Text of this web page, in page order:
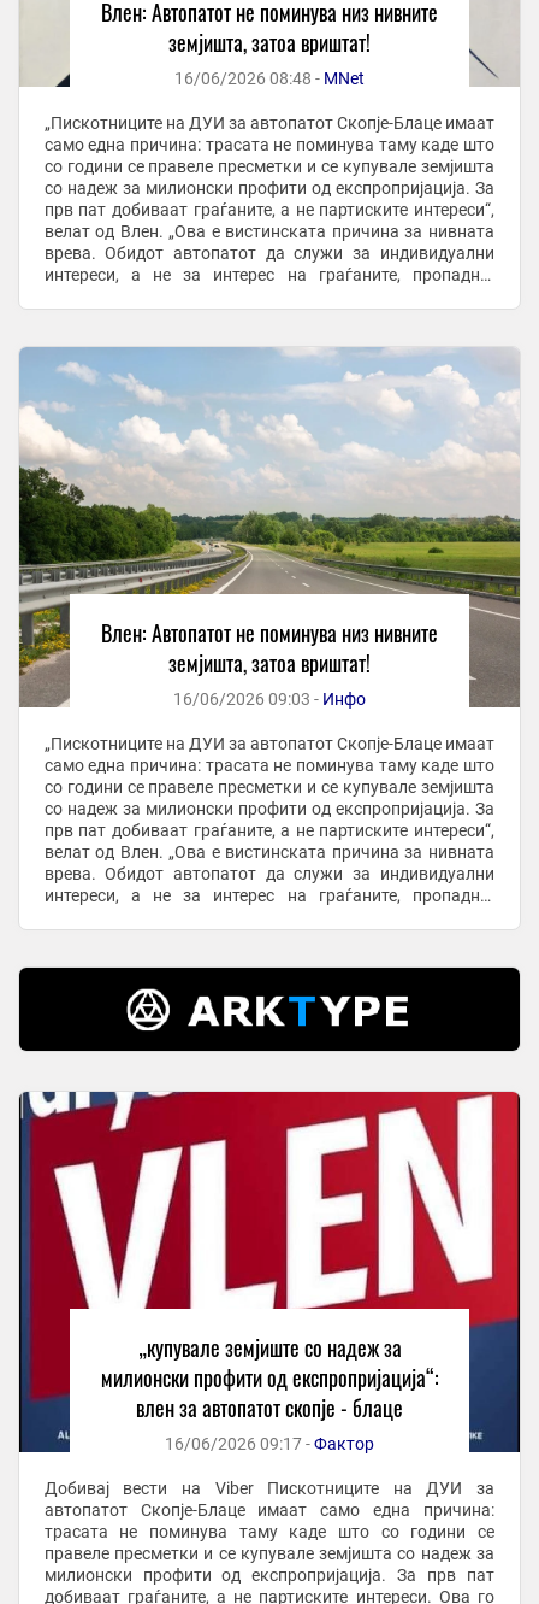
Влен: Автопатот не поминува низ нивните
земјишта, затоа вриштат!
16/06/2026 08:48 - MNet
„Пискотниците на ДУИ за автопатот Скопје-Блаце имаат
само една причина: трасата не поминува таму каде што
со години се правеле пресметки и се купувале земјишта
со надеж за милионски профити од експропријација. За
прв пат добиваат граѓаните, а не партиските интереси“,
велат од Влен. „Ова е вистинската причина за нивната
врева. Обидот автопатот да служи за индивидуални
интереси, а не за интерес на граѓаните, пропадна.
Влен: Автопатот не поминува низ нивните
земјишта, затоа вриштат!
16/06/2026 09:03 - Инфо
„Пискотниците на ДУИ за автопатот Скопје-Блаце имаат
само една причина: трасата не поминува таму каде што
со години се правеле пресметки и се купувале земјишта
со надеж за милионски профити од експропријација. За
прв пат добиваат граѓаните, а не партиските интереси“,
велат од Влен. „Ова е вистинската причина за нивната
врева. Обидот автопатот да служи за индивидуални
интереси, а не за интерес на граѓаните, пропадна.
„купувале земјиште со надеж за
милионски профити од експропријација“:
влен за автопатот скопје - блаце
16/06/2026 09:17 -Фактор
Добивај вести на Viber Пискотниците на ДУИ за
автопатот Скопје-Блаце имаат само една причина:
трасата не поминува таму каде што со години се
правеле пресметки и се купувале земјишта со надеж за
милионски профити од експропријација. За прв пат
добиваат граѓаните, а не партиските интереси. Ова го